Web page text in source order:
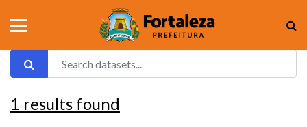
1 results found